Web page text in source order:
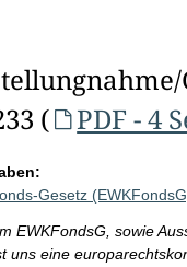
(
PDF - 4
Gesetz
EWKFondsG, sowie
uns eine